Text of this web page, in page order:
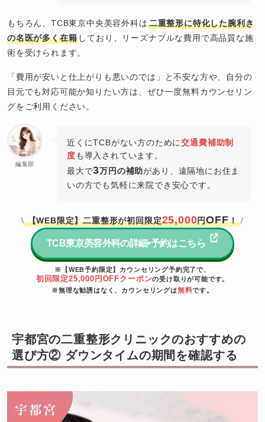
もちろん、TCB東京中央美容外科は 二重整形に特化した腕利き
の名医が多く在籍 しており、リーズナブルな費用で高品質な施
術を受けられます。
「費用が安いと仕上がりも悪いのでは」と不安な方や、自分の
目元でも対応可能か知りたい方は、ぜひ一度無料カウンセリン
グをご利用ください。
編集部
近くにTCBがない方のために交通費補助制
度も導入されています。
最大で3万円の補助があり、遠隔地にお住ま
いの方でも気軽に来院でき安心です。
\ 【WEB限定】二重整形が初回限定25,000円OFF！ /
TCB東京美容外科の詳細•予約はこちら
※【WEB予約限定】カウンセリング予約完了で、
初回限定25,000円OFFクーポンの受け取りが可能です。
※無理な勧誘はなく、カウンセリングは無料です。
宇都宮の二重整形クリニックのおすすめの
選び方② ダウンタイムの期間を確認する